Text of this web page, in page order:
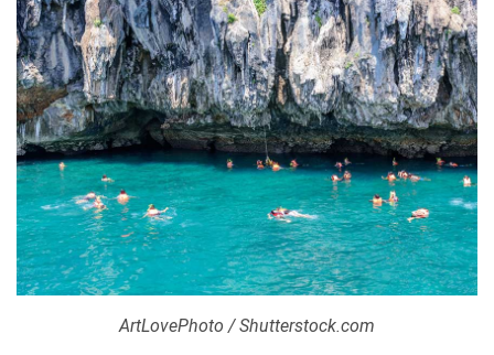
ArtLovePhoto / Shutterstock.com